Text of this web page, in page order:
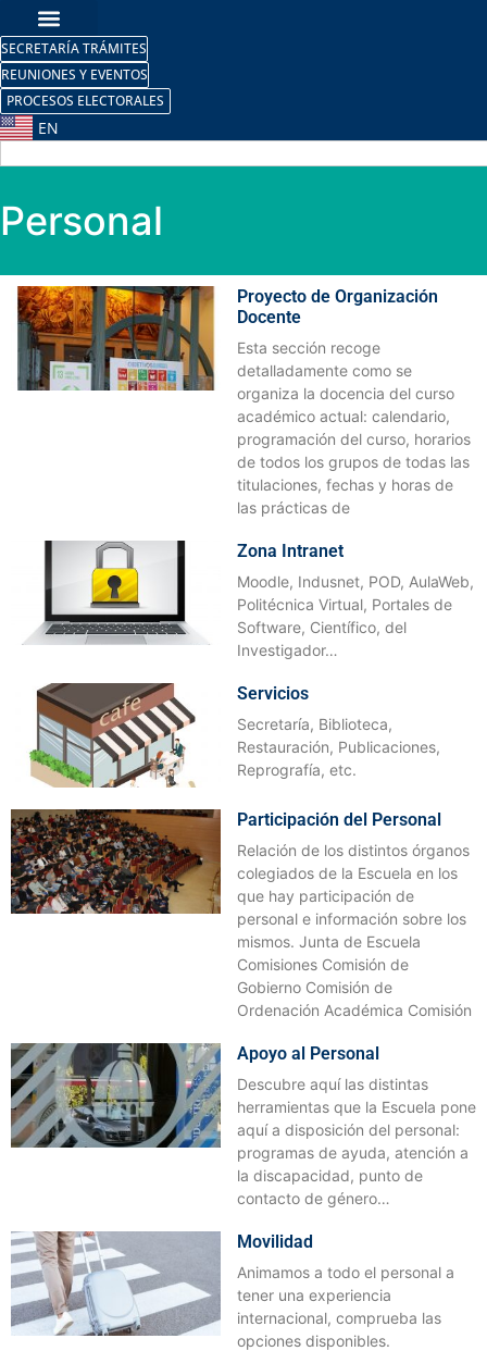
SECRETARÍA TRÁMITES
REUNIONES Y EVENTOS
PROCESOS ELECTORALES
EN
Personal
Proyecto de Organización
Docente
Esta sección recoge
detalladamente como se
organiza la docencia del curso
académico actual: calendario,
programación del curso, horarios
de todos los grupos de todas las
titulaciones, fechas y horas de
las prácticas de
Zona Intranet
Moodle, Indusnet, POD, AulaWeb,
Politécnica Virtual, Portales de
Software, Científico, del
Investigador…
Servicios
Secretaría, Biblioteca,
Restauración, Publicaciones,
Reprografía, etc.
Participación del Personal
Relación de los distintos órganos
colegiados de la Escuela en los
que hay participación de
personal e información sobre los
mismos. Junta de Escuela
Comisiones Comisión de
Gobierno Comisión de
Ordenación Académica Comisión
Apoyo al Personal
Descubre aquí las distintas
herramientas que la Escuela pone
aquí a disposición del personal:
programas de ayuda, atención a
la discapacidad, punto de
contacto de género…
Movilidad
Animamos a todo el personal a
tener una experiencia
internacional, comprueba las
opciones disponibles.